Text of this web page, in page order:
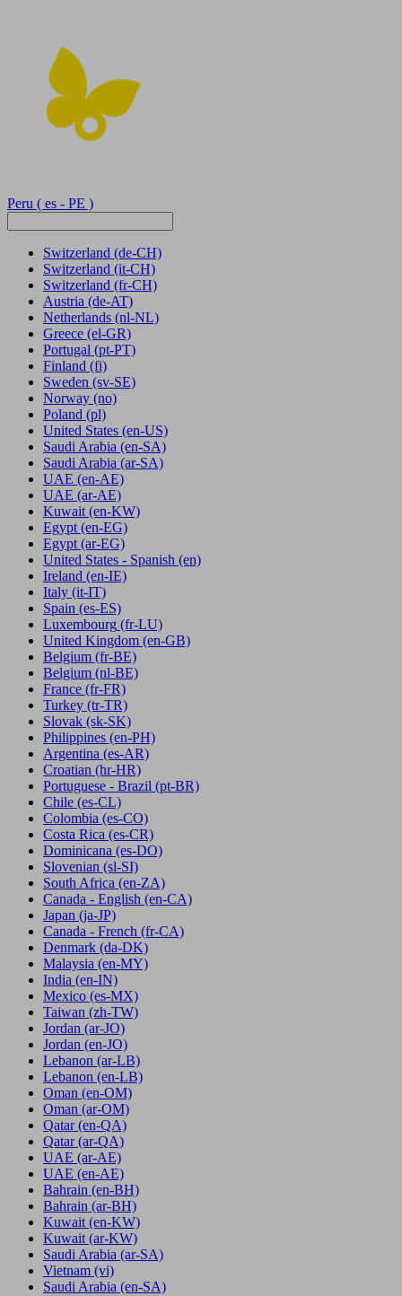
Peru ( es - PE )
Switzerland (de-CH)
Switzerland (it-CH)
Switzerland (fr-CH)
Austria (de-AT)
Netherlands (nl-NL)
Greece (el-GR)
Portugal (pt-PT)
Finland (fi)
Sweden (sv-SE)
Norway (no)
Poland (pl)
United States (en-US)
Saudi Arabia (en-SA)
Saudi Arabia (ar-SA)
UAE (en-AE)
UAE (ar-AE)
Kuwait (en-KW)
Egypt (en-EG)
Egypt (ar-EG)
United States - Spanish (en)
Ireland (en-IE)
Italy (it-IT)
Spain (es-ES)
Luxembourg (fr-LU)
United Kingdom (en-GB)
Belgium (fr-BE)
Belgium (nl-BE)
France (fr-FR)
Turkey (tr-TR)
Slovak (sk-SK)
Philippines (en-PH)
Argentina (es-AR)
Croatian (hr-HR)
Portuguese - Brazil (pt-BR)
Chile (es-CL)
Colombia (es-CO)
Costa Rica (es-CR)
Dominicana (es-DO)
Slovenian (sl-SI)
South Africa (en-ZA)
Canada - English (en-CA)
Japan (ja-JP)
Canada - French (fr-CA)
Denmark (da-DK)
Malaysia (en-MY)
India (en-IN)
Mexico (es-MX)
Taiwan (zh-TW)
Jordan (ar-JO)
Jordan (en-JO)
Lebanon (ar-LB)
Lebanon (en-LB)
Oman (en-OM)
Oman (ar-OM)
Qatar (en-QA)
Qatar (ar-QA)
UAE (ar-AE)
UAE (en-AE)
Bahrain (en-BH)
Bahrain (ar-BH)
Kuwait (en-KW)
Kuwait (ar-KW)
Saudi Arabia (ar-SA)
Vietnam (vi)
Saudi Arabia (en-SA)